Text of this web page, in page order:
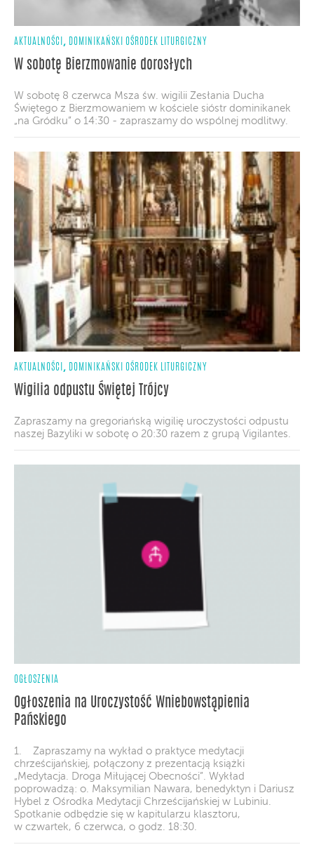
AKTUALNOŚCI , DOMINIKAŃSKI OŚRODEK LITURGICZNY
W sobotę Bierzmowanie dorosłych
W sobotę 8 czerwca Msza św. wigilii Zesłania Ducha
Świętego z Bierzmowaniem w kościele sióstr dominikanek
„na Gródku” o 14:30 - zapraszamy do wspólnej modlitwy.
AKTUALNOŚCI , DOMINIKAŃSKI OŚRODEK LITURGICZNY
Wigilia odpustu Świętej Trójcy
Zapraszamy na gregoriańską wigilię uroczystości odpustu
naszej Bazyliki w sobotę o 20:30 razem z grupą Vigilantes.
OGŁOSZENIA
Ogłoszenia na Uroczystość Wniebowstąpienia
Pańskiego
1. Zapraszamy na wykład o praktyce medytacji
chrześcijańskiej, połączony z prezentacją książki
„Medytacja. Droga Miłującej Obecności”. Wykład
poprowadzą: o. Maksymilian Nawara, benedyktyn i Dariusz
Hybel z Ośrodka Medytacji Chrześcijańskiej w Lubiniu.
Spotkanie odbędzie się w kapitularzu klasztoru,
w czwartek, 6 czerwca, o godz. 18:30.